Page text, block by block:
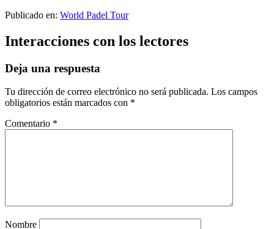
Publicado en: World Padel Tour
Interacciones con los lectores
Deja una respuesta
Tu dirección de correo electrónico no será publicada. Los campos
obligatorios están marcados con *
Comentario *
Nombre